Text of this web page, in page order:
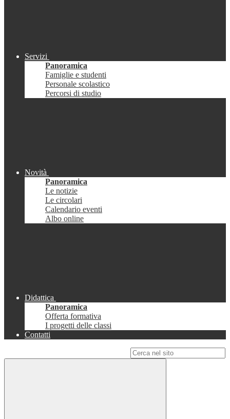
Servizi
Panoramica
Famiglie e studenti
Personale scolastico
Percorsi di studio
Novità
Panoramica
Le notizie
Le circolari
Calendario eventi
Albo online
Didattica
Panoramica
Offerta formativa
I progetti delle classi
Contatti